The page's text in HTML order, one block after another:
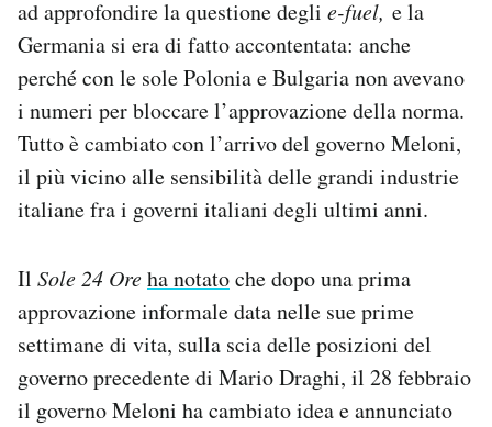
ad approfondire la questione degli e-fuel, e la
Germania si era di fatto accontentata: anche
perché con le sole Polonia e Bulgaria non avevano
i numeri per bloccare l’approvazione della norma.
Tutto è cambiato con l’arrivo del governo Meloni,
il più vicino alle sensibilità delle grandi industrie
italiane fra i governi italiani degli ultimi anni.
Il Sole 24 Oreha notatoche dopo una prima
approvazione informale data nelle sue prime
settimane di vita, sulla scia delle posizioni del
governo precedente di Mario Draghi, il 28 febbraio
il governo Meloni ha cambiato idea e annunciato